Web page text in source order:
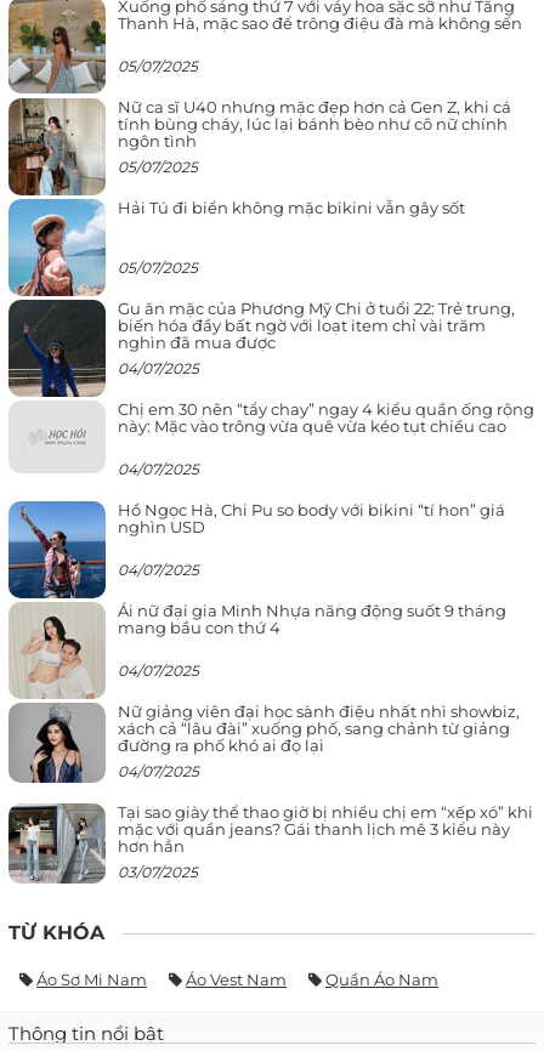
Xuống phố sáng thứ 7 với váy hoa sặc sỡ như Tăng
Thanh Hà, mặc sao để trông điệu đà mà không sến
05/07/2025
Nữ ca sĩ U40 nhưng mặc đẹp hơn cả Gen Z, khi cá
tính bùng cháy, lúc lại bánh bèo như cô nữ chính
ngôn tình
05/07/2025
Hải Tú đi biển không mặc bikini vẫn gây sốt
05/07/2025
Gu ăn mặc của Phương Mỹ Chi ở tuổi 22: Trẻ trung,
biến hóa đầy bất ngờ với loạt item chỉ vài trăm
nghìn đã mua được
04/07/2025
Chị em 30 nên “tẩy chay” ngay 4 kiểu quần ống rộng
này: Mặc vào trông vừa quê vừa kéo tụt chiều cao
04/07/2025
Hồ Ngọc Hà, Chi Pu so body với bikini “tí hon” giá
nghìn USD
04/07/2025
Ái nữ đại gia Minh Nhựa năng động suốt 9 tháng
mang bầu con thứ 4
04/07/2025
Nữ giảng viên đại học sành điệu nhất nhì showbiz,
xách cả “lâu đài” xuống phố, sang chảnh từ giảng
đường ra phố khó ai đọ lại
04/07/2025
Tại sao giày thể thao giờ bị nhiều chị em “xếp xó” khi
mặc với quần jeans? Gái thanh lịch mê 3 kiểu này
hơn hẳn
03/07/2025
TỪ KHÓA
Áo Sơ Mi Nam Áo Vest Nam Quần Áo Nam
Thông tin nổi bật